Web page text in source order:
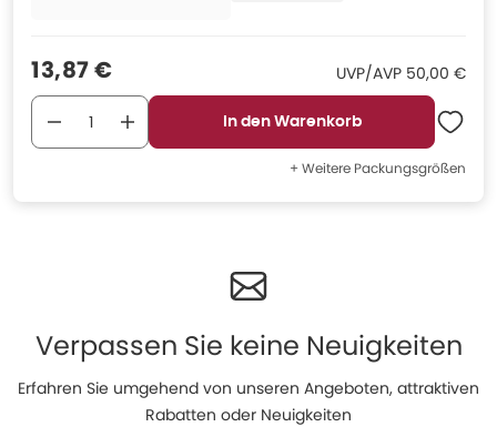
Verkaufspreis
13,87 € UVP/AVP UVP/AVP
50,00 €
In den Warenkorb
+ Weitere Packungsgrößen
Verpassen Sie keine Neuigkeiten
Erfahren Sie umgehend von unseren Angeboten, attraktiven
Rabatten oder Neuigkeiten